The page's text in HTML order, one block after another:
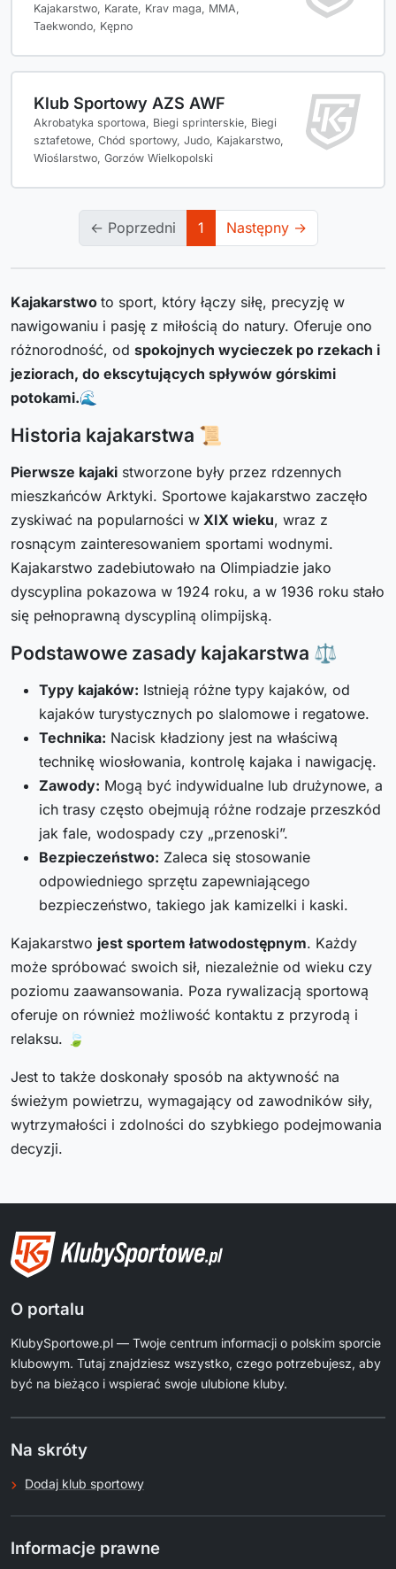
Kajakarstwo, Karate, Krav maga, MMA,
Taekwondo, Kępno
Klub Sportowy AZS AWF
Akrobatyka sportowa, Biegi sprinterskie, Biegi
sztafetowe, Chód sportowy, Judo, Kajakarstwo,
Wioślarstwo, Gorzów Wielkopolski
← Poprzedni 1 Następny →
Kajakarstwo to sport, który łączy siłę, precyzję w
nawigowaniu i pasję z miłością do natury. Oferuje ono
różnorodność, od spokojnych wycieczek po rzekach i
jeziorach, do ekscytujących spływów górskimi
potokami.🌊
Historia kajakarstwa 📜
Pierwsze kajaki stworzone były przez rdzennych
mieszkańców Arktyki. Sportowe kajakarstwo zaczęło
zyskiwać na popularności w XIX wieku, wraz z
rosnącym zainteresowaniem sportami wodnymi.
Kajakarstwo zadebiutowało na Olimpiadzie jako
dyscyplina pokazowa w 1924 roku, a w 1936 roku stało
się pełnoprawną dyscypliną olimpijską.
Podstawowe zasady kajakarstwa ⚖️
Typy kajaków: Istnieją różne typy kajaków, od
kajaków turystycznych po slalomowe i regatowe.
Technika: Nacisk kładziony jest na właściwą
technikę wiosłowania, kontrolę kajaka i nawigację.
Zawody: Mogą być indywidualne lub drużynowe, a
ich trasy często obejmują różne rodzaje przeszkód
jak fale, wodospady czy „przenoski”.
Bezpieczeństwo: Zaleca się stosowanie
odpowiedniego sprzętu zapewniającego
bezpieczeństwo, takiego jak kamizelki i kaski.
Kajakarstwo jest sportem łatwodostępnym. Każdy
może spróbować swoich sił, niezależnie od wieku czy
poziomu zaawansowania. Poza rywalizacją sportową
oferuje on również możliwość kontaktu z przyrodą i
relaksu. 🍃
Jest to także doskonały sposób na aktywność na
świeżym powietrzu, wymagający od zawodników siły,
wytrzymałości i zdolności do szybkiego podejmowania
decyzji.
O portalu
KlubySportowe.pl — Twoje centrum informacji o polskim sporcie
klubowym. Tutaj znajdziesz wszystko, czego potrzebujesz, aby
być na bieżąco i wspierać swoje ulubione kluby.
Na skróty
Dodaj klub sportowy
Informacje prawne